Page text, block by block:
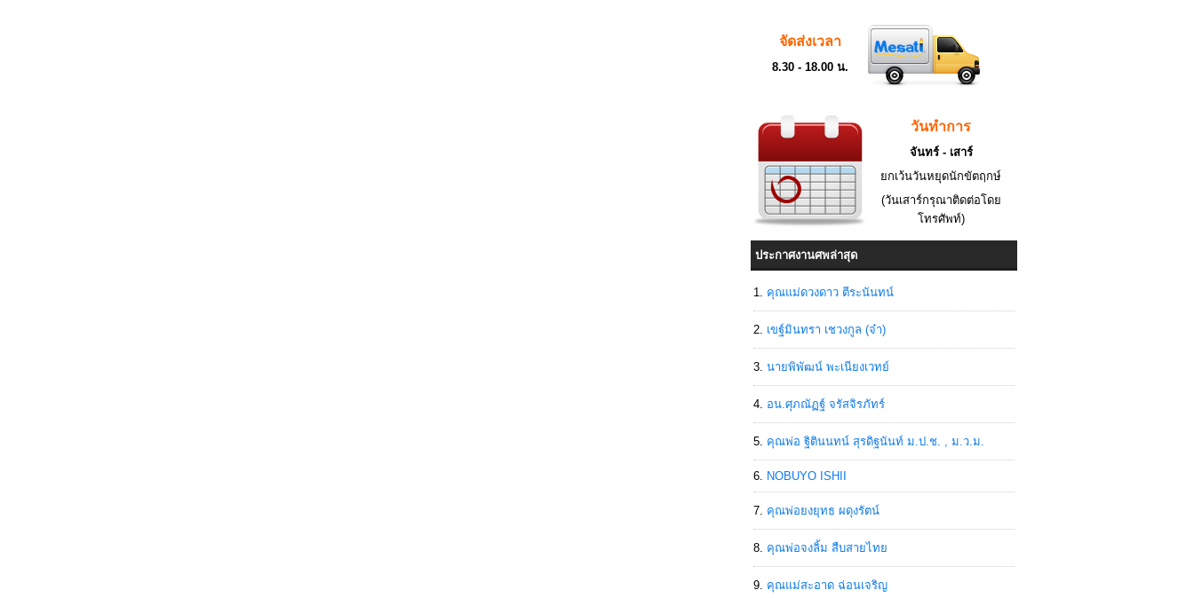
จัดส่งเวลา
8.30 - 18.00 น.
วันทำการ
จันทร์ - เสาร์
ยกเว้นวันหยุดนักขัตฤกษ์
(วันเสาร์กรุณาติดต่อโดย
โทรศัพท์)
ประกาศงานศพล่าสุด
คุณแม่ดวงดาว ตีระนันทน์
เขฐ์มินทรา เชวงกูล (จ๋า)
นายพิพัฒน์ พะเนียงเวทย์
อน.ศุภณัฏฐ์ จรัสจิรภัทร์
คุณพ่อ ฐิตินนทน์ สุรดิฐนันท์ ม.ป.ช. , ม.ว.ม.
NOBUYO ISHII
คุณพ่อยงยุทธ ผดุงรัตน์
คุณพ่อจงลิ้ม สืบสายไทย
คุณแม่สะอาด ฉ่อนเจริญ